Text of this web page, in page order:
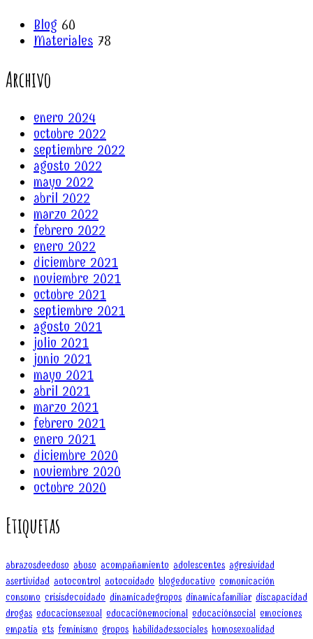
Blog 60
Materiales 78
Archivo
enero 2024
octubre 2022
septiembre 2022
agosto 2022
mayo 2022
abril 2022
marzo 2022
febrero 2022
enero 2022
diciembre 2021
noviembre 2021
octubre 2021
septiembre 2021
agosto 2021
julio 2021
junio 2021
mayo 2021
abril 2021
marzo 2021
febrero 2021
enero 2021
diciembre 2020
noviembre 2020
octubre 2020
Etiquetas
abrazosdeeduso abuso acompañamiento adolescentes agresividad
asertividad autocontrol autocuidado blogeducativo comunicación
consumo crisisdecuidado dinamicadegrupos dinamicafamiliar discapacidad
drogas educacionsexual educaciónemocional educaciónsocial emociones
empatia ets feminismo grupos habilidadessociales homosexualidad